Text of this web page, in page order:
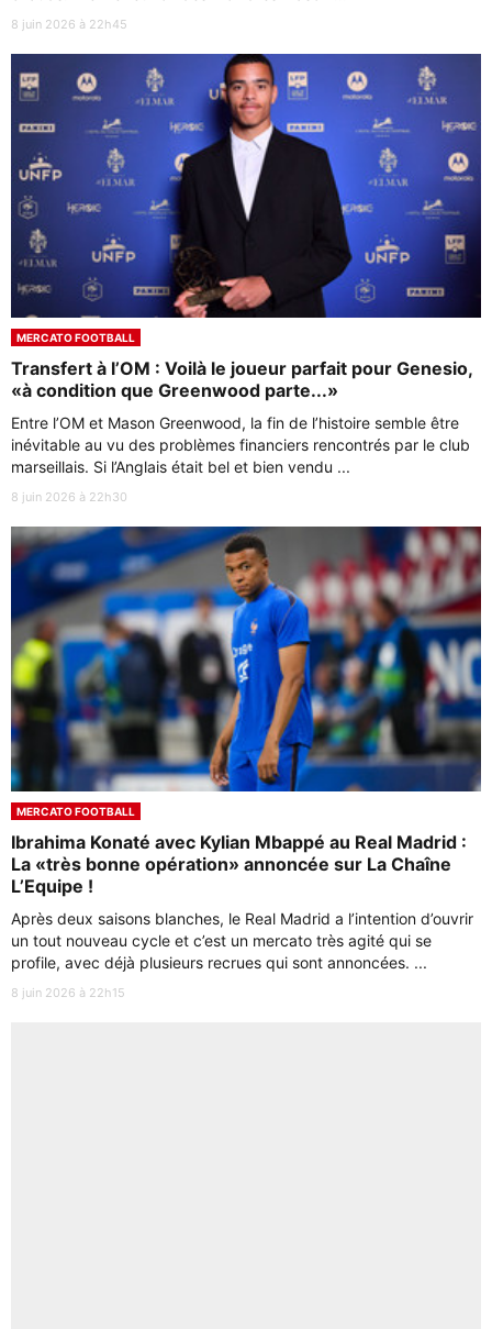
8 juin 2026 à 22h45
MERCATO FOOTBALL
Transfert à l’OM : Voilà le joueur parfait pour Genesio,
«à condition que Greenwood parte...»
Entre l’OM et Mason Greenwood, la fin de l’histoire semble être
inévitable au vu des problèmes financiers rencontrés par le club
marseillais. Si l’Anglais était bel et bien vendu ...
8 juin 2026 à 22h30
MERCATO FOOTBALL
Ibrahima Konaté avec Kylian Mbappé au Real Madrid :
La «très bonne opération» annoncée sur La Chaîne
L’Equipe !
Après deux saisons blanches, le Real Madrid a l’intention d’ouvrir
un tout nouveau cycle et c’est un mercato très agité qui se
profile, avec déjà plusieurs recrues qui sont annoncées. ...
8 juin 2026 à 22h15